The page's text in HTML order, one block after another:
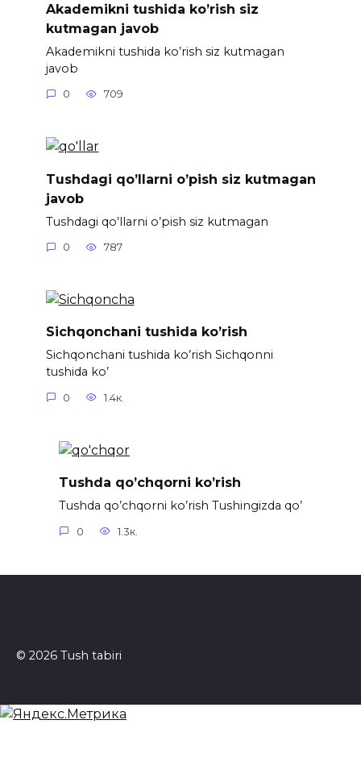
Akademikni tushida ko’rish siz
kutmagan javob
Akademikni tushida ko’rish siz kutmagan
javob
0 709
Tushdagi qo’llarni o’pish siz kutmagan
javob
Tushdagi qo’llarni o’pish siz kutmagan
0 787
Sichqonchani tushida ko’rish
Sichqonchani tushida ko’rish Sichqonni
tushida ko’
0 1.4к.
Tushda qo’chqorni ko’rish
Tushda qo’chqorni ko’rish Tushingizda qo’
0 1.3к.
© 2026 Tush tabiri